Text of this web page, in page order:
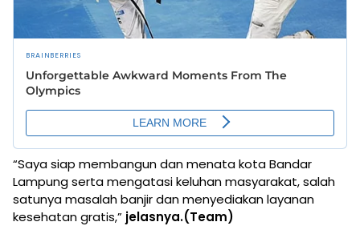
“Saya siap membangun dan menata kota Bandar
Lampung serta mengatasi keluhan masyarakat, salah
satunya masalah banjir dan menyediakan layanan
kesehatan gratis,” jelasnya.(Team)